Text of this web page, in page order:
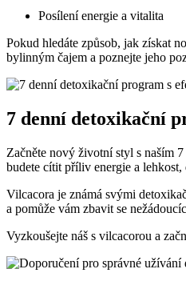
Posílení energie a vitalita
Pokud hledáte způsob, jak získat
bylinným čajem a poznejte jeho
7 denní detoxikační
Začněte nový životní styl s naším
budete cítit příliv energie a
Vilcacora je známá svými
a pomůže vám zbavit se
Vyzkoušejte náš s vilcacorou a